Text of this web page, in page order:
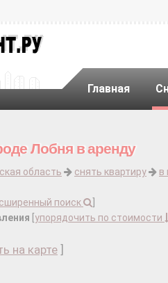
Главная
Лобня в аренду
область снять квартиру в
поиск
упорядочить по стоимости
на карте